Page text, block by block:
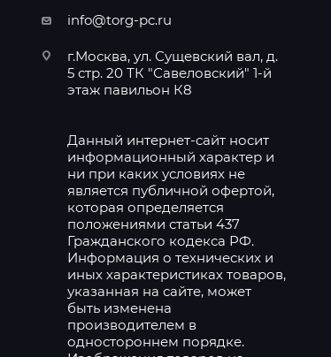
info@torg-pc.ru
г.Москва, ул. Сущевский вал, д.
5 стр. 20 ТК "Савеловский" 1-й
этаж павильон К8
Данный интернет-сайт носит
информационный характер и
ни при каких условиях не
является публичной офертой,
которая определяется
положениями статьи 437
Гражданского кодекса РФ.
Информация о технических и
иных характеристиках товаров,
указанная на сайте, может
быть изменена
производителем в
одностороннем порядке.